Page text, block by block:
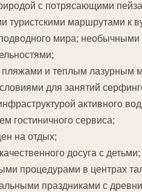
с потрясающими
туристскими маршрутами к
мира;
и теплым лазурным
для занятий
активного
гостиничного сервиса;
на отдых;
досуга с детьми;
процедурами в центрах
праздниками с